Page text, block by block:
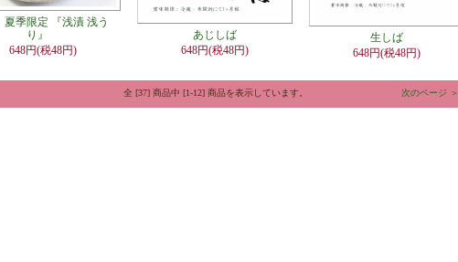
夏季限定 『浅漬 浅う
り』
648円(税48円)
あじしば
648円(税48円)
生しば
648円(税48円)
全 [37] 商品中 [1-12] 商品を表示しています。 次のページ ＞